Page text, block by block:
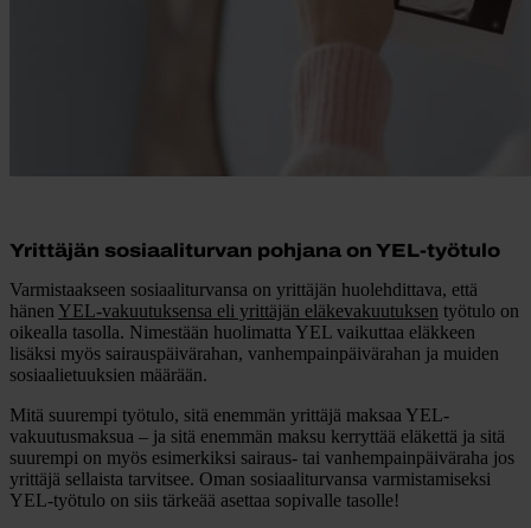
Yrittäjän sosiaaliturvan pohjana on YEL-työtulo
Varmistaakseen sosiaaliturvansa on yrittäjän huolehdittava, että
hänen YEL-vakuutuksensa eli yrittäjän eläkevakuutuksen työtulo on
oikealla tasolla. Nimestään huolimatta YEL vaikuttaa eläkkeen
lisäksi myös sairauspäivärahan, vanhempainpäivärahan ja muiden
sosiaalietuuksien määrään.
Mitä suurempi työtulo, sitä enemmän yrittäjä maksaa YEL-
vakuutusmaksua – ja sitä enemmän maksu kerryttää eläkettä ja sitä
suurempi on myös esimerkiksi sairaus- tai vanhempainpäiväraha jos
yrittäjä sellaista tarvitsee. Oman sosiaaliturvansa varmistamiseksi
YEL-työtulo on siis tärkeää asettaa sopivalle tasolle!